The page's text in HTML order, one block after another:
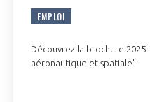
EMPLOI
Découvrez la brochure
aéronautique et spatiale"